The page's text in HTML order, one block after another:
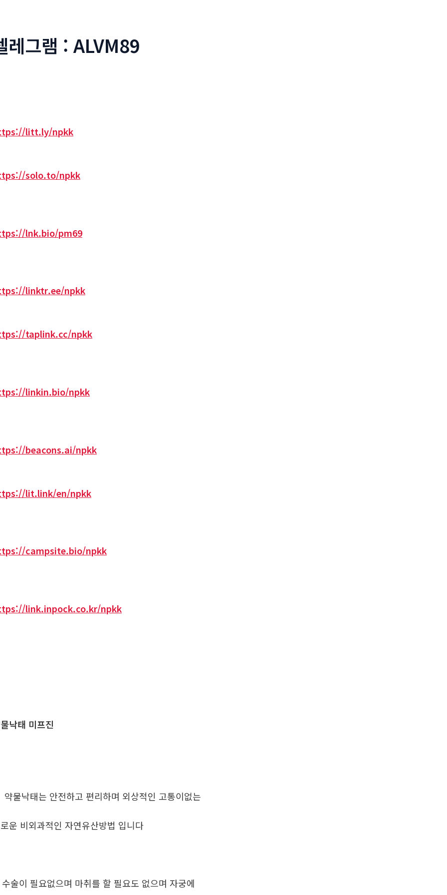
레그램 : ALVM89
litt.ly/npkk
solo.to/npkk
lnk.bio/pm69
linktr.ee/npkk
taplink.cc/npkk
linkin.bio/npkk
beacons.ai/npkk
lit.link/en/npkk
campsite.bio/npkk
link.inpock.co.kr/npkk
낙태 미프진
물낙태는 안전하고 편리하며 외상적인 고통이없는
운 비외과적인 자연유산방법 입니다
술이 필요없으며 마취를 할 필요도 없으며 자궁에